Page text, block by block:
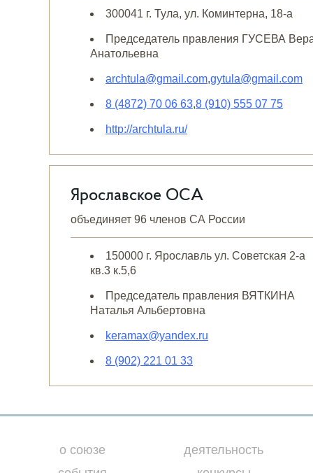
300041 г. Тула, ул. Коминтерна, 18-а
Председатель правления ГУСЕВА
Анатольевна
archtula@gmail.com,gytula@gmail.com
8 (4872) 70 06 63,8 (910) 555 07 75
http://archtula.ru/
Ярославское ОСА
объединяет 96 членов СА России
150000 г. Ярославль ул. Советская 2-а
кв.3 к.5,6
Председатель правления ВЯТКИНА
Наталья Альбертовна
keramax@yandex.ru
8 (902) 221 01 33
о союзе
деятельность